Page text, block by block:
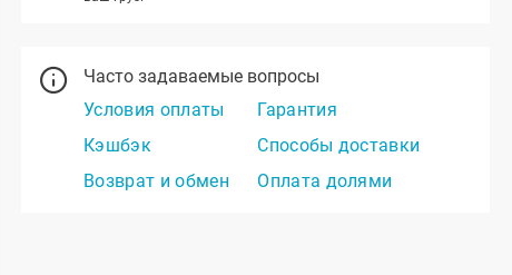
Часто задаваемые вопросы
Условия оплаты
Гарантия
Кэшбэк
Способы доставки
Возврат и обмен
Оплата долями